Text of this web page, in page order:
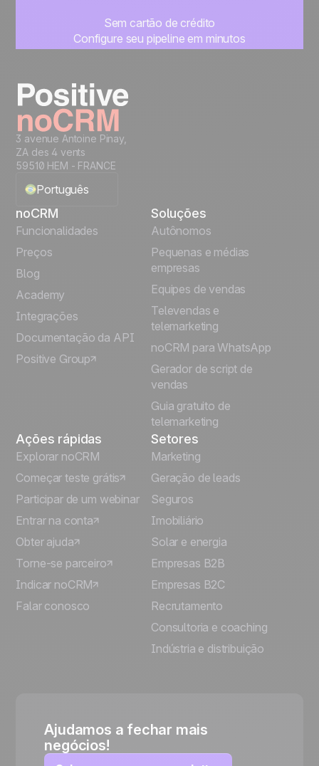
Sem cartão de crédito
Configure seu pipeline em minutos
3 avenue Antoine Pinay,
ZA des 4 vents
59510 HEM - FRANCE
Português
English
Français
Español
Italiano
Deutsch
noCRM
Funcionalidades
Preços
Blog
Academy
Integrações
Documentação da API
Positive Group
Soluções
Autônomos
Pequenas e médias
empresas
Equipes de vendas
Televendas e
telemarketing
noCRM para WhatsApp
Gerador de script de
vendas
Guia gratuito de
telemarketing
Ações rápidas
Explorar noCRM
Começar teste grátis
Participar de um webinar
Entrar na conta
Obter ajuda
Torne-se parceiro
Indicar noCRM
Falar conosco
Setores
Marketing
Geração de leads
Seguros
Imobiliário
Solar e energia
Empresas B2B
Empresas B2C
Recrutamento
Consultoria e coaching
Indústria e distribuição
Ajudamos a fechar mais
negócios!